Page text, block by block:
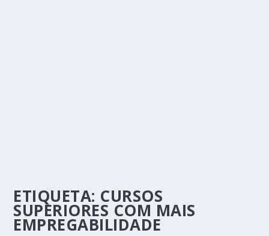
ETIQUETA: CURSOS
SUPERIORES COM MAIS
EMPREGABILIDADE